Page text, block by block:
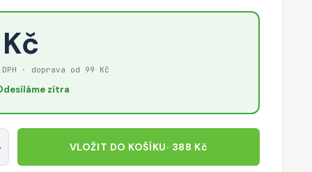
· doprava od 99 Kč
zítra
VLOŽIT DO KOŠÍKU· 388 Kč